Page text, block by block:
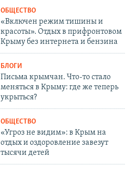
ОБЩЕСТВО
«Включен режим тишины и
красоты». Отдых в прифронтовом
Крыму без интернета и бензина
БЛОГИ
Письма крымчан. Что-то стало
меняться в Крыму: где же теперь
укрыться?
ОБЩЕСТВО
«Угроз не видим»: в Крым на
отдых и оздоровление завезут
тысячи детей